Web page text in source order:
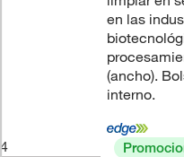
en las
(ancho).
interno.
4